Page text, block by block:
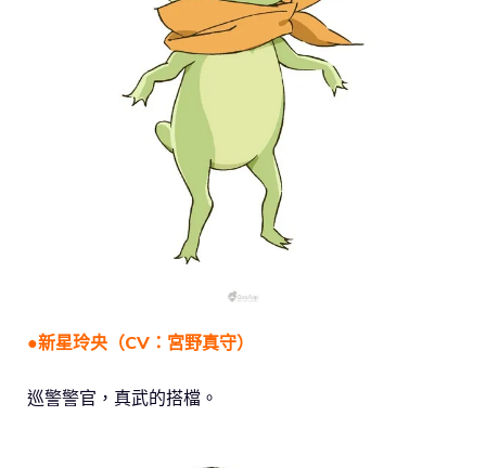
●新星玲央（CV：宮野真守）
巡警警官，真武的搭檔。